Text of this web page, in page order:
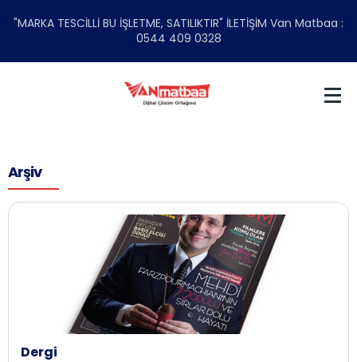
"MARKA TESCİLLİ BU İŞLETME, SATILIKTIR" İLETİŞİM Van Matbaa :
0544 409 0328
Arşiv
Dergi